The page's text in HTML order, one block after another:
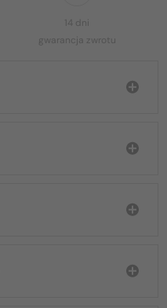
14 dni
gwarancja zwrotu